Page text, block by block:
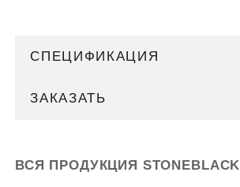
СПЕЦИФИКАЦИЯ
ЗАКАЗАТЬ
ВСЯ ПРОДУКЦИЯ STONEBLACK